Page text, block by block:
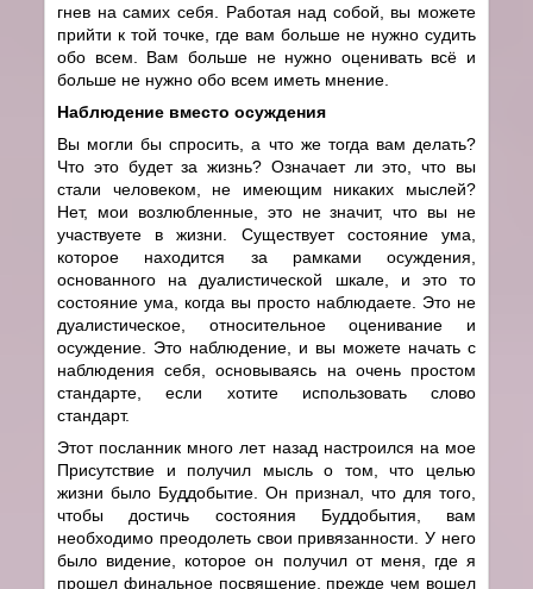
гнев на самих себя. Работая над собой, вы можете
прийти к той точке, где вам больше не нужно судить
обо всем. Вам больше не нужно оценивать всё и
больше не нужно обо всем иметь мнение.
Наблюдение вместо осуждения
Вы могли бы спросить, а что же тогда вам делать?
Что это будет за жизнь? Означает ли это, что вы
стали человеком, не имеющим никаких мыслей?
Нет, мои возлюбленные, это не значит, что вы не
участвуете в жизни. Существует состояние ума,
которое находится за рамками осуждения,
основанного на дуалистической шкале, и это то
состояние ума, когда вы просто наблюдаете. Это не
дуалистическое, относительное оценивание и
осуждение. Это наблюдение, и вы можете начать с
наблюдения себя, основываясь на очень простом
стандарте, если хотите использовать слово
стандарт.
Этот посланник много лет назад настроился на мое
Присутствие и получил мысль о том, что целью
жизни было Буддобытие. Он признал, что для того,
чтобы достичь состояния Буддобытия, вам
необходимо преодолеть свои привязанности. У него
было видение, которое он получил от меня, где я
прошел финальное посвящение, прежде чем вошел